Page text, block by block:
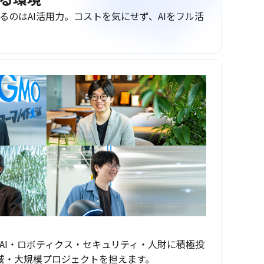
のはAI活用力。コストを気にせず、AIをフル活
・ロボティクス・セキュリティ・人財に積極投
大規模プロジェクトを担えます。